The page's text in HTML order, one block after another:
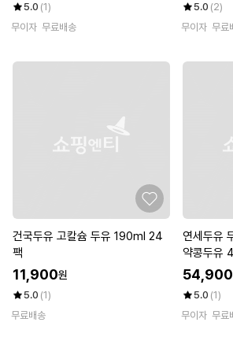
5.0 (1)
무이자 무료배송
5.0 (2)
무이자 무료
건국두유 고칼슘 두유 190ml 24
팩
11,900원
5.0 (1)
무료배송
연세두유
약콩두유
54,900
5.0 (1)
무이자 무료